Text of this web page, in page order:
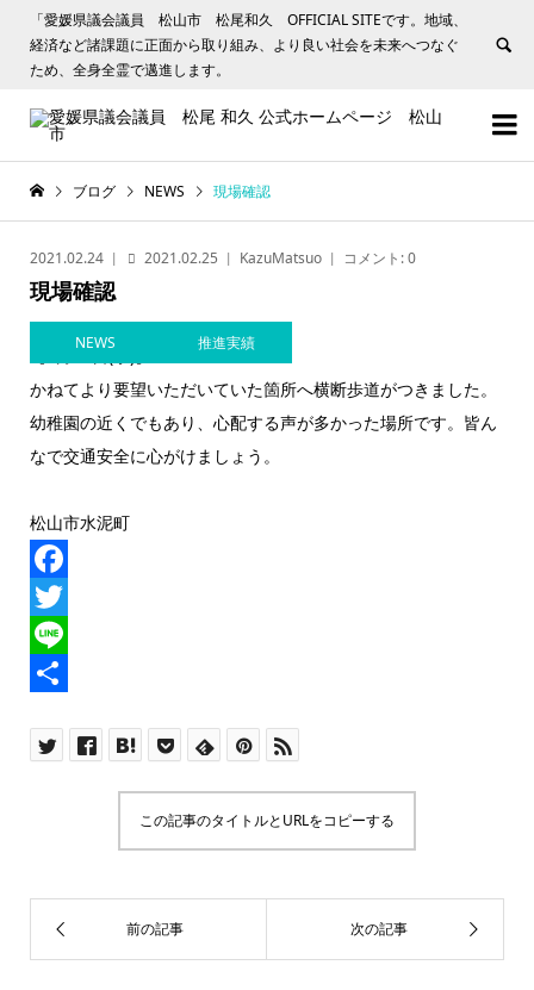
「愛媛県議会議員 松山市 松尾和久 OFFICIAL SITEです。地域、
経済など諸課題に正面から取り組み、より良い社会を未来へつなぐ
ため、全身全霊で邁進します。


ブログ NEWS 現場確認
2021.02.24 2021.02.25 KazuMatsuo コメント:0
現場確認
NEWS 推進実績
【2月24日(水)】
かねてより要望いただいていた箇所へ横断歩道がつきました。
幼稚園の近くでもあり、心配する声が多かった場所です。皆ん
なで交通安全に心がけましょう。
松山市水泥町
F
a
c
b
T
w
L
n有
この記事のタイトルとURLをコピーする